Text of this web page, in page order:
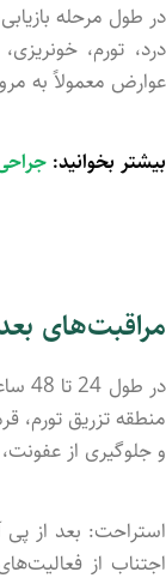
در طول مرحله
درد، تورم،
عوارض معمولاً به
بیشتر بخوانید: جراحی
مراقبت‌های
در
منطقه تزریق
و جلوگیری از عفونت،
استراحت: بعد از
اجتناب از